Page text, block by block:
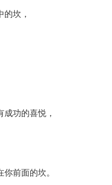
坎，
功的喜悦，
前面的坎。